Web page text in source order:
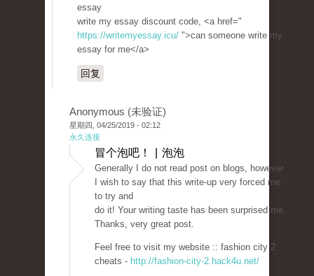
essay
write my essay discount code, <a href="
https://writemyessay.icu/ ">can someone write my
essay for me</a>
回复
Anonymous (未验证)
星期四, 04/25/2019 - 02:12
永久连接
冒个泡吧！ | 泡泡
Generally I do not read post on blogs, however
I wish to say that this write-up very forced me
to try and
do it! Your writing taste has been surprised me.
Thanks, very great post.
Feel free to visit my website :: fashion city 2
cheats - http://fashion-city-2.hack4u.net/